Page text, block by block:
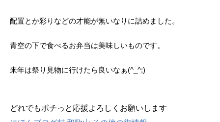
配置とか彩りなどの才能が無いなりに詰めました。
青空の下で食べるお弁当は美味しいものです。
来年は祭り見物に行けたら良いなぁ(^_^;)
どれでもポチっと応援よろしくお願いします